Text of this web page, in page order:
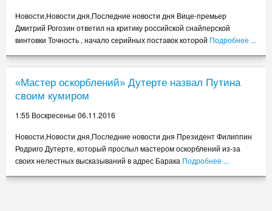
Новости,Новости дня,Последние новости дня Вице-премьер
Дмитрий Рогозин ответил на критику российской снайперской
винтовки Точность , начало серийных поставок которой Подробнее ...
«Мастер оскорблений» Дутерте назвал Путина
своим кумиром
1:55 Воскресенье 06.11.2016
Новости,Новости дня,Последние новости дня Президент Филиппин
Родриго Дутерте, который прослыл мастером оскорблений из-за
своих нелестных высказываний в адрес Барака Подробнее ...